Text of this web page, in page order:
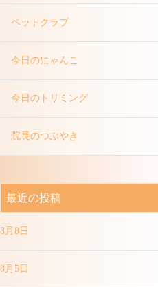
ペットクラブ
今日のにゃんこ
今日のトリミング
院長のつぶやき
最近の投稿
8月8日
8月5日